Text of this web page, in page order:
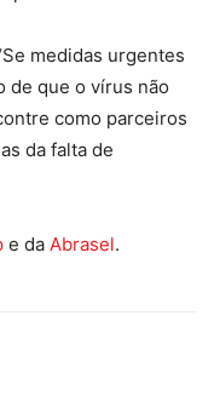
medidas urgentes
de que o vírus não
como parceiros
da falta de
e da Abrasel.